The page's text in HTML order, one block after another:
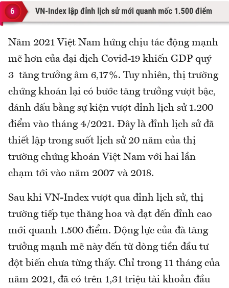
Năm 2021 Việt Nam hứng chịu tác động mạnh
mẽ hơn của đại dịch Covid-19 khiến GDP quý
3 tăng trưởng âm 6,17%. Tuy nhiên, thị trường
chứng khoán lại có bước tăng trưởng vượt bậc,
đánh dấu bằng sự kiện vượt đỉnh lịch sử 1.200
điểm vào tháng 4/2021. Đây là đỉnh lịch sử đã
thiết lập trong suốt lịch sử 20 năm của thị
trường chứng khoán Việt Nam với hai lần
chạm tới vào năm 2007 và 2018.
Sau khi VN-Index vượt qua đỉnh lịch sử, thị
trường tiếp tục thăng hoa và đạt đến đỉnh cao
mới quanh 1.500 điểm. Động lực của đà tăng
trưởng mạnh mẽ này đến từ dòng tiền đầu tư
đột biến chưa từng thấy. Chỉ trong 11 tháng của
năm 2021, đã có trên 1,31 triệu tài khoản đầu